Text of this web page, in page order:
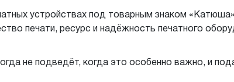
устройствах под товарным знаком «Катюша»
печати, ресурс и надёжность печатного
не подведёт, когда это особенно важно, и